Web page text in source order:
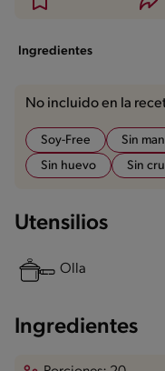
Ingredientes
No incluido en la
Soy-Free Sin
Sin huevo
Sin
Utensilios
Olla
Ingredientes